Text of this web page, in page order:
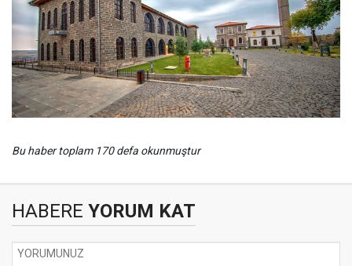
Bu haber toplam 170 defa okunmuştur
HABERE YORUM KAT